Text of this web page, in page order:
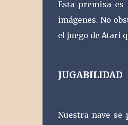
Esta premisa
imágenes. No
el juego de Atari
JUGABILIDAD
Nuestra nave